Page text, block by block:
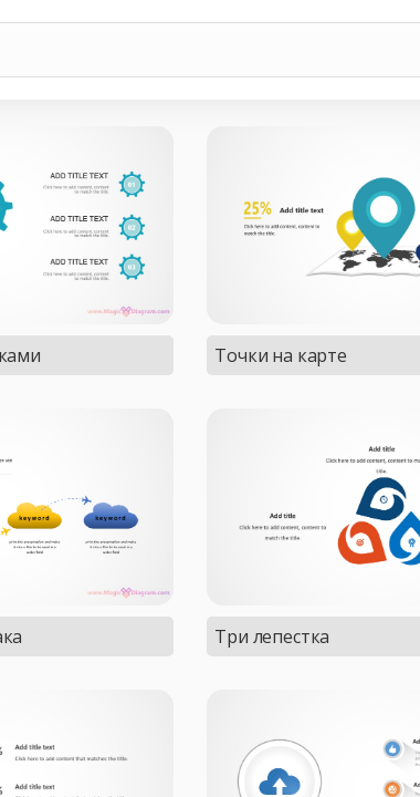
Точки на карте
Три лепестка